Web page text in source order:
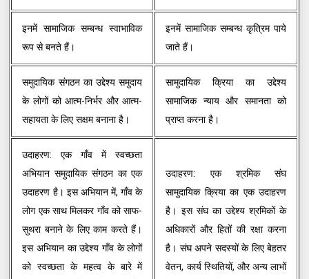
इनमें सामाजिक सम्बन्ध स्वाभाविक
रूप से बनते हैं।
इनमें सामाजिक सम्बन्ध कृत्रिम पाये
जाते हैं।
समुदायिक संगठन का उद्देश्य समुदाय
के लोगों को आत्म-निर्भर और आत्म-
सहायता के लिए सक्षम बनाना है।
सामुदायिक क्रिया का उद्देश्य
सामाजिक न्याय और समानता को
प्राप्त करना है।
उदाहरण: एक गाँव में स्वच्छता
अभियान समुदायिक संगठन का एक
उदाहरण है। इस अभियान में, गाँव के
लोग एक साथ मिलकर गाँव को साफ-
सुथरा बनाने के लिए काम करते हैं।
इस अभियान का उद्देश्य गाँव के लोगों
को स्वच्छता के महत्व के बारे में
उदाहरण: एक श्रमिक संघ
सामुदायिक क्रिया का एक उदाहरण
है। इस संघ का उद्देश्य श्रमिकों के
अधिकारों और हितों की रक्षा करना
है। संघ अपने सदस्यों के लिए बेहतर
वेतन, कार्य स्थितियों, और अन्य लाभों